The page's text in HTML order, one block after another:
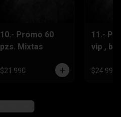
10.- Promo 60
pzs. Mixtas
$21.990
11.-
vip ,
$24.990